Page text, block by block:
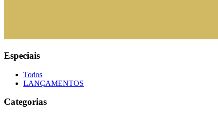
Especiais
Todos
LANÇAMENTOS
Categorias